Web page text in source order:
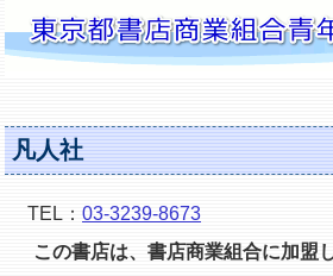
凡人社
TEL： 03-3239-8673
この書店は、書店商業組合に加盟